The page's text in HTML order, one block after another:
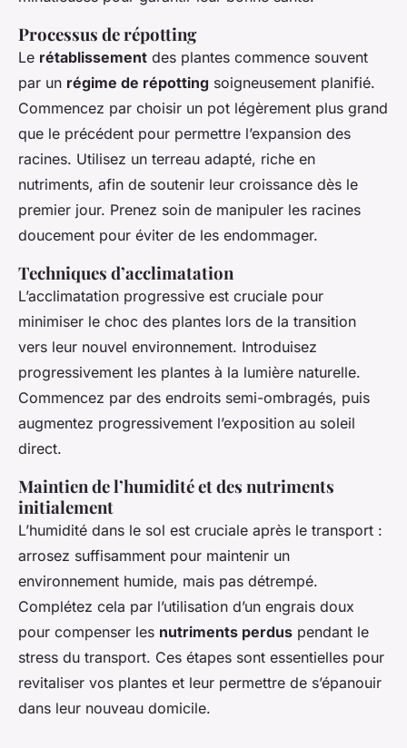
Processus de répotting
Le rétablissement des plantes commence souvent
par un régime de répotting soigneusement planifié.
Commencez par choisir un pot légèrement plus grand
que le précédent pour permettre l’expansion des
racines. Utilisez un terreau adapté, riche en
nutriments, afin de soutenir leur croissance dès le
premier jour. Prenez soin de manipuler les racines
doucement pour éviter de les endommager.
Techniques d’acclimatation
L’acclimatation progressive est cruciale pour
minimiser le choc des plantes lors de la transition
vers leur nouvel environnement. Introduisez
progressivement les plantes à la lumière naturelle.
Commencez par des endroits semi-ombragés, puis
augmentez progressivement l’exposition au soleil
direct.
Maintien de l’humidité et des nutriments
initialement
L’humidité dans le sol est cruciale après le transport :
arrosez suffisamment pour maintenir un
environnement humide, mais pas détrempé.
Complétez cela par l’utilisation d’un engrais doux
pour compenser les nutriments perdus pendant le
stress du transport. Ces étapes sont essentielles pour
revitaliser vos plantes et leur permettre de s’épanouir
dans leur nouveau domicile.